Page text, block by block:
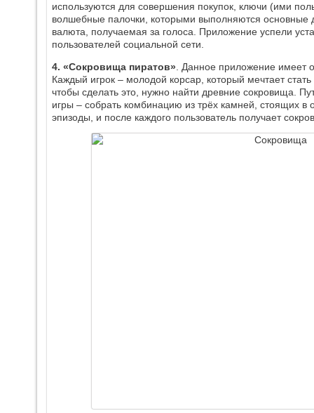
используются для совершения покупок, ключи (ими
волшебные палочки, которыми выполняются основные
валюта, получаемая за голоса. Приложение успели
пользователей социальной сети.
4. «Сокровища пиратов» . Данное приложение имеет
Каждый игрок – молодой корсар, который мечтает
чтобы сделать это, нужно найти древние сокровища.
игры – собрать комбинацию из трёх камней, стоящих в
эпизоды, и после каждого пользователь получает